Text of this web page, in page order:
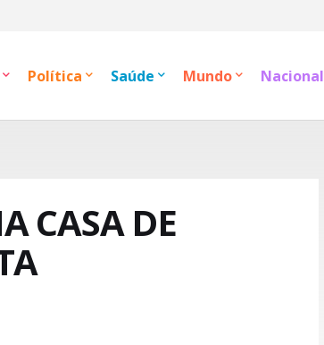
Política Saúde Mundo Nacional
CASA DE